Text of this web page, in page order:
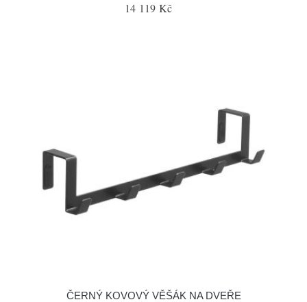
14 119 Kč
ČERNÝ KOVOVÝ VĚŠÁK NA DVEŘE